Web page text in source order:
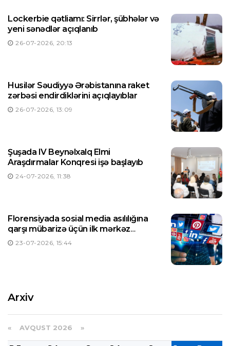
Lockerbie qətliamı: Sirrlər, şübhələr və
yeni sənədlər açıqlanıb
26-07-2026, 20:13
Husilər Səudiyyə Ərəbistanına raket
zərbəsi endirdiklərini açıqlayıblar
26-07-2026, 13:09
Şuşada IV Beynəlxalq Elmi
Araşdırmalar Konqresi işə başlayıb
24-07-2026, 11:38
Florensiyada sosial media asılılığına
qarşı mübarizə üçün ilk mərkəz
yaradılıb
23-07-2026, 15:44
Arxiv
« AVQUST 2026 »